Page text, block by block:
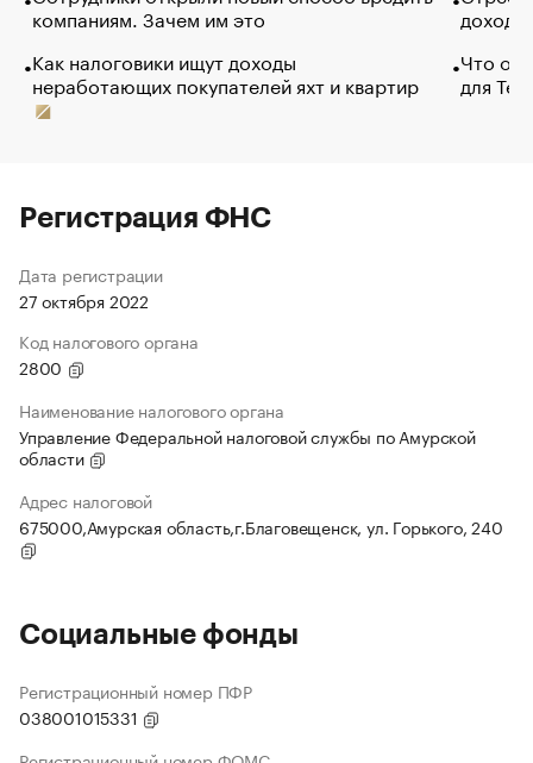
компаниям. Зачем им это
Как налоговики ищут доходы
неработающих покупателей яхт и квартир
Что
для
Регистрация ФНС
Дата регистрации
27 октября 2022
Код налогового органа
2800
Наименование налогового органа
Управление Федеральной налоговой службы по Амурской
области
Адрес налоговой
675000,Амурская область,г.Благовещенск, ул. Горького, 240
Социальные фонды
Регистрационный номер ПФР
038001015331